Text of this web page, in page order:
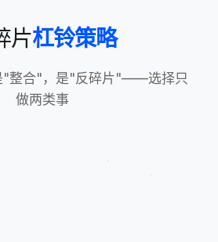
片杠铃策略
"整合"，是"反碎片"——选择只
做两类事